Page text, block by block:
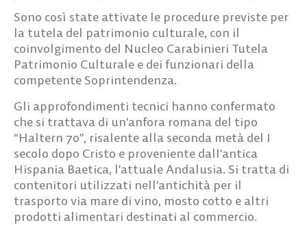
Sono così state attivate le procedure previste per
la tutela del patrimonio culturale, con il
coinvolgimento del Nucleo Carabinieri Tutela
Patrimonio Culturale e dei funzionari della
competente Soprintendenza.
Gli approfondimenti tecnici hanno confermato
che si trattava di un’anfora romana del tipo
“Haltern 70”, risalente alla seconda metà del I
secolo dopo Cristo e proveniente dall’antica
Hispania Baetica, l’attuale Andalusia. Si tratta di
contenitori utilizzati nell’antichità per il
trasporto via mare di vino, mosto cotto e altri
prodotti alimentari destinati al commercio.